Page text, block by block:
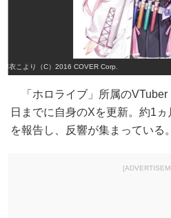
博衣こより（C）2016 COVER Corp.
「ホロライブ」所属のVTuber
日までに自身のXを更新。約1
を報告し、反響が集まっている。